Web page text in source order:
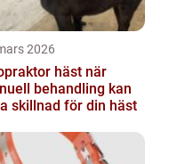
2026
häst när
behandling kan
skillnad för din häst